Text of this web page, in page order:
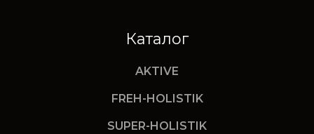
Каталог
AKTIVE
FREH-HOLISTIK
SUPER-HOLISTIK